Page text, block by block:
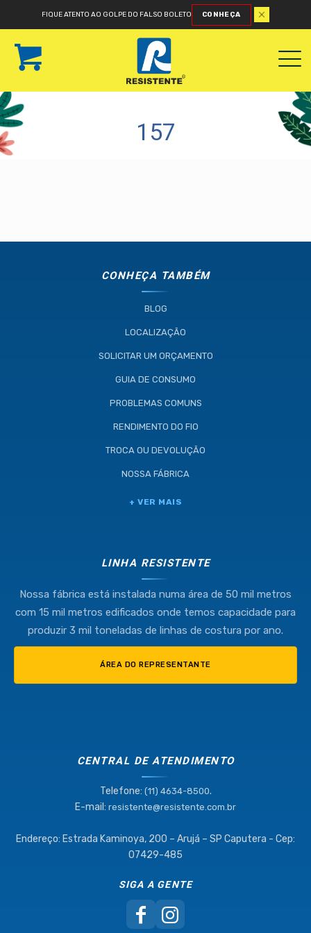
FIQUE ATENTO AO GOLPE DO FALSO BOLETO CONHEÇA
Industria e Comercio de Linhas
(11) 4634-8500
157
CONHEÇA TAMBÉM
BLOG
LOCALIZAÇÃO
SOLICITAR UM ORÇAMENTO
GUIA DE CONSUMO
PROBLEMAS COMUNS
RENDIMENTO DO FIO
TROCA OU DEVOLUÇÃO
NOSSA FÁBRICA
+ VER MAIS
LINHA RESISTENTE
Nossa fábrica está instalada numa área de 50 mil metros
com 15 mil metros edificados onde temos capacidade para
produzir 3 mil toneladas de linhas de costura por ano.
ÁREA DO REPRESENTANTE
CENTRAL DE ATENDIMENTO
Telefone: (11) 4634-8500.
E-mail: resistente@resistente.com.br
Endereço: Estrada Kaminoya, 200 – Arujá – SP Caputera - Cep:
07429-485
SIGA A GENTE